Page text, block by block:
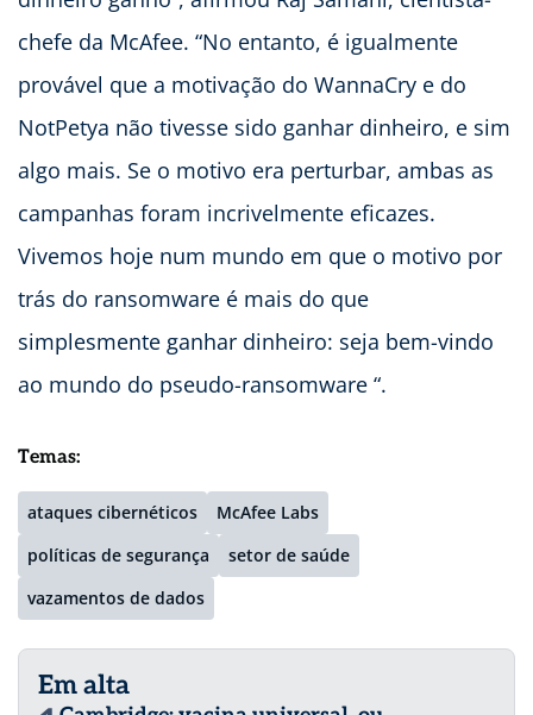
chefe da McAfee. “No entanto, é igualmente
provável que a motivação do WannaCry e do
NotPetya não tivesse sido ganhar dinheiro, e sim
algo mais. Se o motivo era perturbar, ambas as
campanhas foram incrivelmente eficazes.
Vivemos hoje num mundo em que o motivo por
trás do ransomware é mais do que
simplesmente ganhar dinheiro: seja bem-vindo
ao mundo do pseudo-ransomware “.
Temas:
ataques cibernéticos
McAfee Labs
políticas de segurança
setor de saúde
vazamentos de dados
Em alta